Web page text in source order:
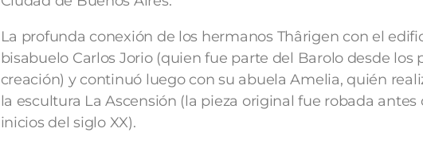
La profunda conexión de los hermanos Thârigen con el
bisabuelo Carlos Jorio (quien fue parte del Barolo desde los
creación) y continuó luego con su abuela Amelia, quién
la escultura La Ascensión (la pieza original fue robada antes
inicios del siglo XX).